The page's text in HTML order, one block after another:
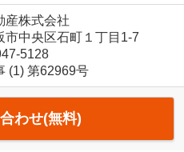
産株式会社
市中央区石町１丁目1-7
5128
(1) 第62969号
わせ(無料)